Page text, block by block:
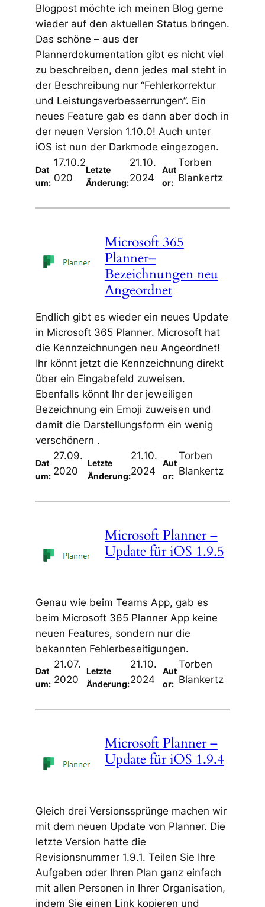
Blogpost möchte ich meinen Blog gerne
wieder auf den aktuellen Status bringen.
Das schöne – aus der
Plannerdokumentation gibt es nicht viel
zu beschreiben, denn jedes mal steht in
der Beschreibung nur “Fehlerkorrektur
und Leistungsverbesserrungen”. Ein
neues Feature gab es dann aber doch in
der neuen Version 1.10.0! Auch unter
iOS ist nun der Darkmode eingezogen.
Dat
um:
17.10.2
020
Letzte
Änderung:
21.10.
2024
Aut
or:
Torben
Blankertz
Microsoft 365
Planner–
Bezeichnungen neu
Angeordnet
Endlich gibt es wieder ein neues Update
in Microsoft 365 Planner. Microsoft hat
die Kennzeichnungen neu Angeordnet!
Ihr könnt jetzt die Kennzeichnung direkt
über ein Eingabefeld zuweisen.
Ebenfalls könnt Ihr der jeweiligen
Bezeichnung ein Emoji zuweisen und
damit die Darstellungsform ein wenig
verschönern .
Dat
um:
27.09.
2020
Letzte
Änderung:
21.10.
2024
Aut
or:
Torben
Blankertz
Microsoft Planner –
Update für iOS 1.9.5
Genau wie beim Teams App, gab es
beim Microsoft 365 Planner App keine
neuen Features, sondern nur die
bekannten Fehlerbeseitigungen.
Dat
um:
21.07.
2020
Letzte
Änderung:
21.10.
2024
Aut
or:
Torben
Blankertz
Microsoft Planner –
Update für iOS 1.9.4
Gleich drei Versionssprünge machen wir
mit dem neuen Update von Planner. Die
letzte Version hatte die
Revisionsnummer 1.9.1. Teilen Sie Ihre
Aufgaben oder Ihren Plan ganz einfach
mit allen Personen in Ihrer Organisation,
indem Sie einen Link kopieren und